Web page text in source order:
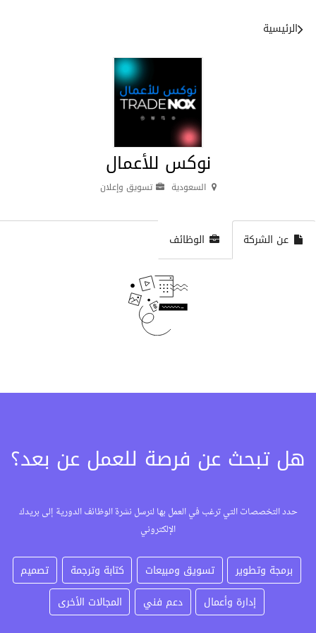
الرئيسية
نوكس للأعمال
السعودية تسويق وإعلان
عن الشركة الوظائف
هل تبحث عن فرصة للعمل عن بعد؟
حدد التخصصات التي ترغب في العمل بها لنرسل نشرة الوظائف الدورية إلى بريدك
الإلكتروني
برمجة وتطوير تسويق ومبيعات كتابة وترجمة
تصميم
إدارة وأعمال
دعم فني المجالات الأخرى